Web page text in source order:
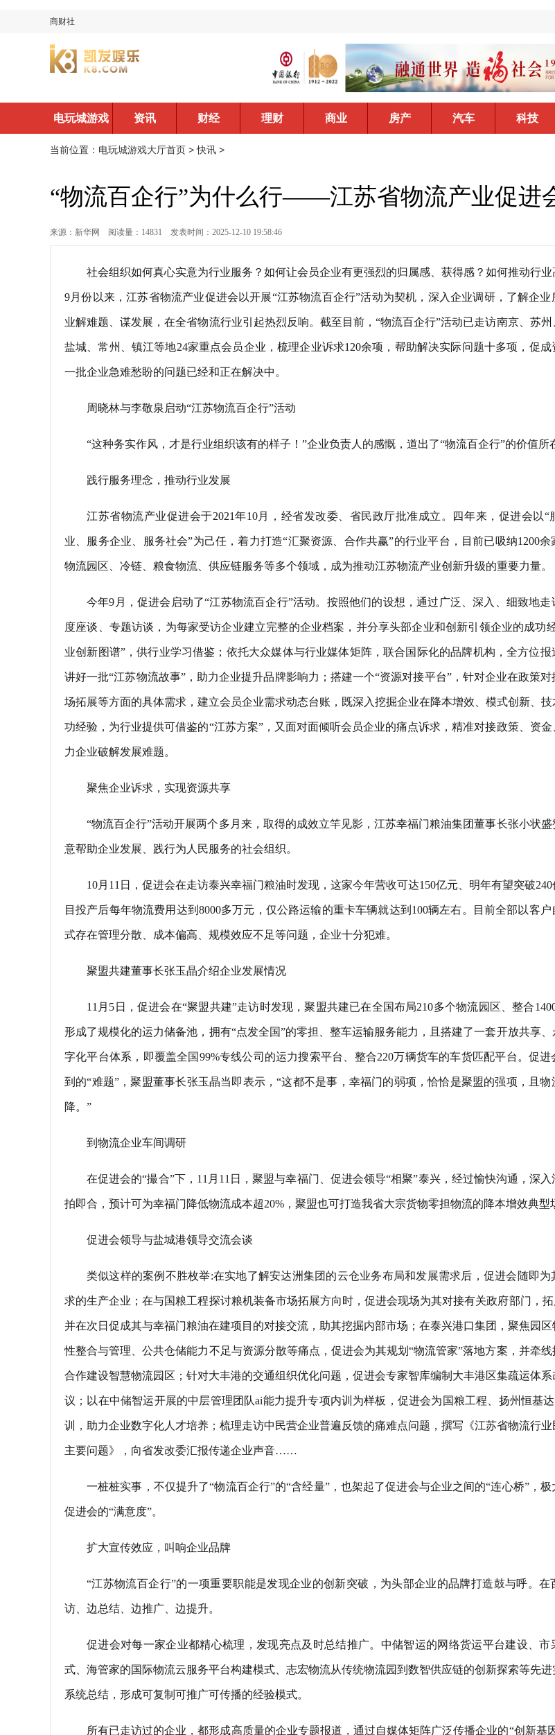
商财社
电玩城游戏
大厅首页
资讯 财经 理财 商业 房产 汽车 科技
当前位置： 电玩城游戏大厅首页 >快讯 >
“物流百企行”为什么行——江苏省物流产业促进
来源：新华网 阅读量：14831 发表时间：2025-12-10 19:58:46
社会组织如何真心实意为行业服务？如何让会员企业有更强烈的归属感、获得感？如何推动行
9月份以来，江苏省物流产业促进会以开展“江苏物流百企行”活动为契机，深入企业调研，了解企业
业解难题、谋发展，在全省物流行业引起热烈反响。截至目前，“物流百企行”活动已走访南京、苏州
盐城、常州、镇江等地24家重点会员企业，梳理企业诉求120余项，帮助解决实际问题十多项，促成
一批企业急难愁盼的问题已经和正在解决中。
周晓林与李敬泉启动“江苏物流百企行”活动
“这种务实作风，才是行业组织该有的样子！”企业负责人的感慨，道出了“物流百企行”的价值所
践行服务理念，推动行业发展
江苏省物流产业促进会于2021年10月，经省发改委、省民政厅批准成立。四年来，促进会以“
业、服务企业、服务社会”为己任，着力打造“汇聚资源、合作共赢”的行业平台，目前已吸纳1200
物流园区、冷链、粮食物流、供应链服务等多个领域，成为推动江苏物流产业创新升级的重要力量。
今年9月，促进会启动了“江苏物流百企行”活动。按照他们的设想，通过广泛、深入、细致地走
度座谈、专题访谈，为每家受访企业建立完整的企业档案，并分享头部企业和创新引领企业的成功
业创新图谱”，供行业学习借鉴；依托大众媒体与行业媒体矩阵，联合国际化的品牌机构，全方位报
讲好一批“江苏物流故事”，助力企业提升品牌影响力；搭建一个“资源对接平台”，针对企业在政策
场拓展等方面的具体需求，建立会员企业需求动态台账，既深入挖掘企业在降本增效、模式创新、
功经验，为行业提供可借鉴的“江苏方案”，又面对面倾听会员企业的痛点诉求，精准对接政策、资
力企业破解发展难题。
聚焦企业诉求，实现资源共享
“物流百企行”活动开展两个多月来，取得的成效立竿见影，江苏幸福门粮油集团董事长张小状
意帮助企业发展、践行为人民服务的社会组织。
10月11日，促进会在走访泰兴幸福门粮油时发现，这家今年营收可达150亿元、明年有望突破
目投产后每年物流费用达到8000多万元，仅公路运输的重卡车辆就达到100辆左右。目前全部以客
式存在管理分散、成本偏高、规模效应不足等问题，企业十分犯难。
聚盟共建董事长张玉晶介绍企业发展情况
11月5日，促进会在“聚盟共建”走访时发现，聚盟共建已在全国布局210多个物流园区、整合
形成了规模化的运力储备池，拥有“点发全国”的零担、整车运输服务能力，且搭建了一套开放共享
字化平台体系，即覆盖全国99%专线公司的运力搜索平台、整合220万辆货车的车货匹配平台。促进
到的“难题”，聚盟董事长张玉晶当即表示，“这都不是事，幸福门的弱项，恰恰是聚盟的强项，且
降。”
到物流企业车间调研
在促进会的“撮合”下，11月11日，聚盟与幸福门、促进会领导“相聚”泰兴，经过愉快沟通，深
拍即合，预计可为幸福门降低物流成本超20%，聚盟也可打造我省大宗货物零担物流的降本增效典型
促进会领导与盐城港领导交流会谈
类似这样的案例不胜枚举:在实地了解安达洲集团的云仓业务布局和发展需求后，促进会随即为
求的生产企业；在与国粮工程探讨粮机装备市场拓展方向时，促进会现场为其对接有关政府部门，拓
并在次日促成其与幸福门粮油在建项目的对接交流，助其挖掘内部市场；在泰兴港口集团，聚焦园
性整合与管理、公共仓储能力不足与资源分散等痛点，促进会为其规划“物流管家”落地方案，并牵
合作建设智慧物流园区；针对大丰港的交通组织优化问题，促进会专家智库编制大丰港区集疏运体
议；以在中储智运开展的中层管理团队ai能力提升专项内训为样板，促进会为国粮工程、扬州恒基
训，助力企业数字化人才培养；梳理走访中民营企业普遍反馈的痛难点问题，撰写《江苏省物流行
主要问题》，向省发改委汇报传递企业声音……
一桩桩实事，不仅提升了“物流百企行”的“含经量”，也架起了促进会与企业之间的“连心桥”，
促进会的“满意度”。
扩大宣传效应，叫响企业品牌
“江苏物流百企行”的一项重要职能是发现企业的创新突破，为头部企业的品牌打造鼓与呼。在
访、边总结、边推广、边提升。
促进会对每一家企业都精心梳理，发现亮点及时总结推广。中储智运的网络货运平台建设、市
式、海管家的国际物流云服务平台构建模式、志宏物流从传统物流园到数智供应链的创新探索等先
系统总结，形成可复制可推广可传播的经验模式。
所有已走访过的企业，都形成高质量的企业专题报道，通过自媒体矩阵广泛传播企业的“创新基